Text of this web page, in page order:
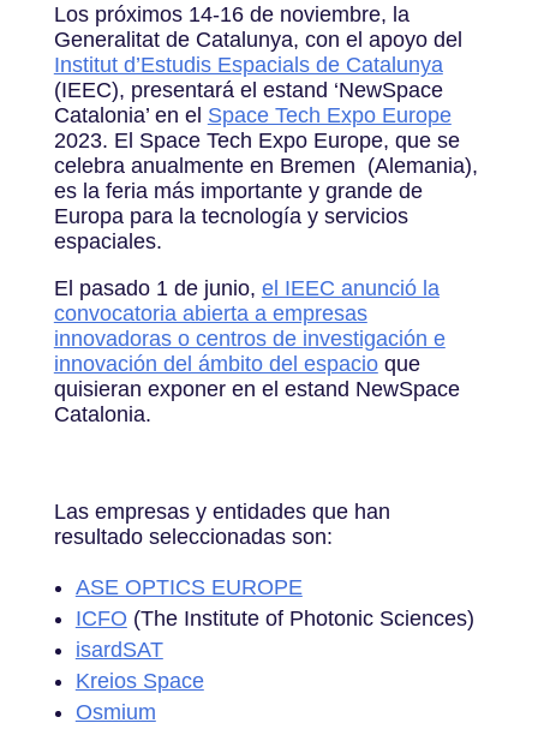
Los próximos 14-16 de noviembre, la
Generalitat de Catalunya, con el apoyo del
Institut d’Estudis Espacials de Catalunya
(IEEC), presentará el estand ‘NewSpace
Catalonia’en el Space Tech Expo Europe
2023. El Space Tech Expo Europe, que se
celebra anualmente en Bremen (Alemania),
es la feria más importante y grande de
Europa para la tecnología y servicios
espaciales.
El pasado 1 de junio, el IEEC anunció la
convocatoria abierta a empresas
innovadoras o centros de investigación e
innovación del ámbito del espacioque
quisieran exponer en el estand NewSpace
Catalonia.
Las empresas y entidades que han
resultado seleccionadas son:
ASE OPTICS EUROPE
ICFO (The Institute of Photonic Sciences)
isardSAT
Kreios Space
Osmium